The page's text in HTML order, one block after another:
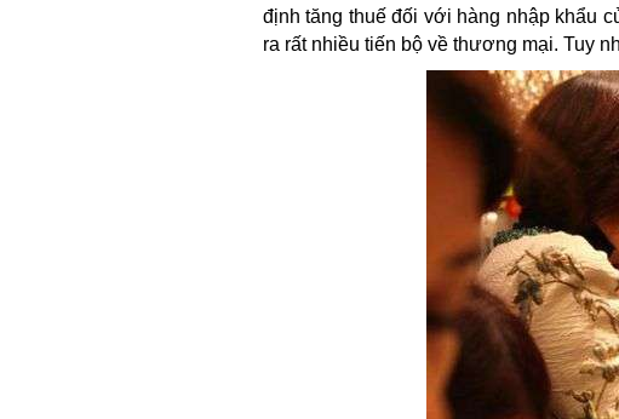
định tăng thuế đối với hàng nhập khẩu
ra rất nhiều tiến bộ về thương mại. Tuy